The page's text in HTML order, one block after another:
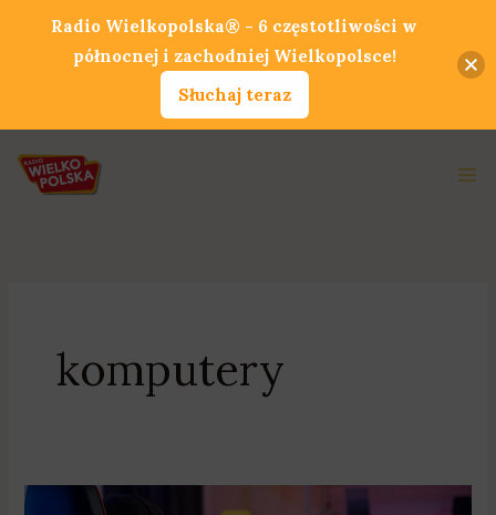
komputery
Biurko
Radio Wielkopolska® - 6 częstotliwości w
północnej i zachodniej Wielkopolsce!
Słuchaj teraz